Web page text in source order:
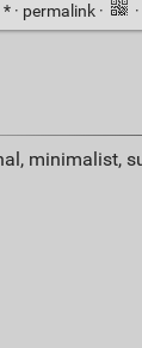
· permalink · ·
minimalist,